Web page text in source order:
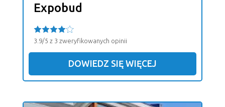
Expobud
3.9/5 z 3 zweryfikowanych opinii
DOWIEDZ SIĘ WIĘCEJ